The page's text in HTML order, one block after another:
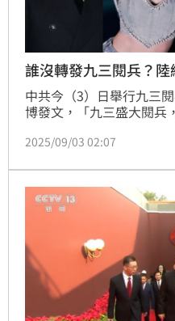
誰沒轉發九三閱兵？
中共今（3）日舉行九三
博發文，「九三盛大閱兵
不過之前非常準時的歐陽
表單，引發熱議。
2025/09/03 02:07